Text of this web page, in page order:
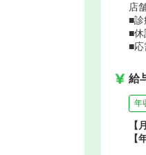
店
■診
■休
■応
給
年
【
【